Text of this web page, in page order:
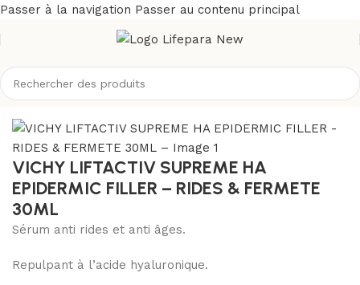
Passer à la navigation Passer au contenu principal
Accueil/Boutique/Divers
VICHY LIFTACTIV SUPREME HA
EPIDERMIC FILLER – RIDES & FERMETE
30ML
Sérum anti rides et anti âges.
Repulpant à l’acide hyaluronique.